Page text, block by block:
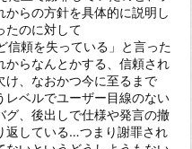
らの方針を具体的に説明し
たのに対して
信頼を失っている」と言った
からなんとかする、信頼され
け、なおかつ今に至るまで
レベルでユーザー目線のない
グ、後出しで仕様や発言の撤
返している…つまり謝罪され